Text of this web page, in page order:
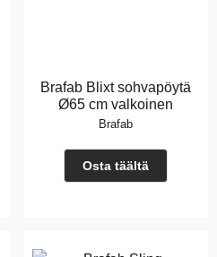
Brafab Blixt sohvapöytä
Ø65 cm valkoinen
Brafab
Osta täältä